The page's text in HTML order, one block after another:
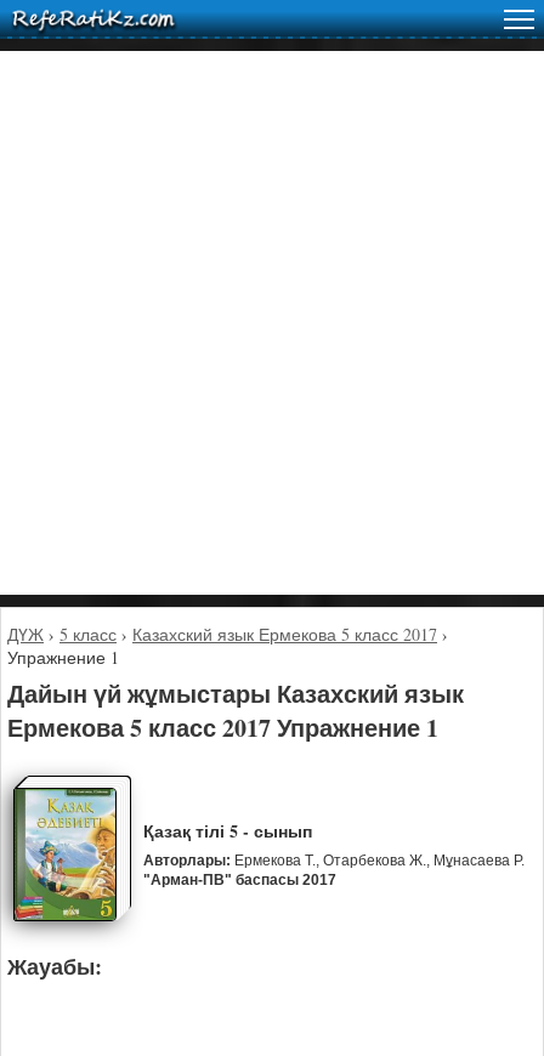
ДҮЖ › 5 класс › Казахский язык Ермекова 5 класс 2017 ›
Упражнение 1
Дайын үй жұмыстары Казахский язык
Ермекова 5 класс 2017 Упражнение 1
Қазақ тілі 5 - сынып
Авторлары: Ермекова Т., Отарбекова Ж., Мұнасаева Р.
"Арман-ПВ" баспасы 2017
Жауабы: